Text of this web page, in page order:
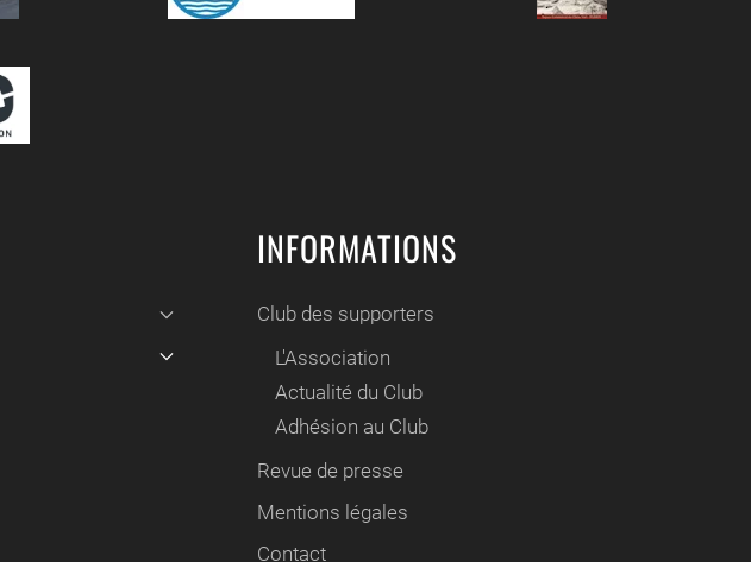
INFORMATIONS
Club des supporters
L'Association
Actualité du Club
Adhésion au Club
Revue de presse
Mentions légales
Contact